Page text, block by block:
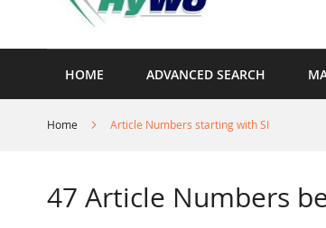
HOME ADVANCED SEARCH
Home Article Numbers starting with SI
47 Article Numbers